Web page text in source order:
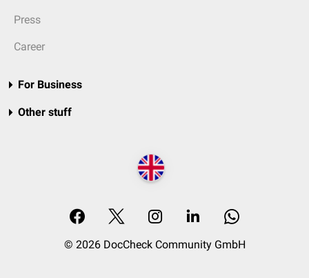
Press
Career
For Business
Other stuff
© 2026 DocCheck Community GmbH